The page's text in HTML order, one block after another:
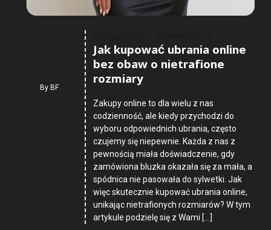
ByBF
Jak kupować ubrania online
bez obaw o nietrafione
rozmiary
Zakupy online to dla wielu z nas
codzienność, ale kiedy przychodzi do
wyboru odpowiednich ubrania, często
czujemy się niepewnie. Każda z nas z
pewnością miała doświadczenie, gdy
zamówiona bluzka okazała się za mała, a
spódnica nie pasowała do sylwetki. Jak
więc skutecznie kupować ubrania online,
unikając nietrafionych rozmiarów? W tym
artykule podzielę się z Wami […]